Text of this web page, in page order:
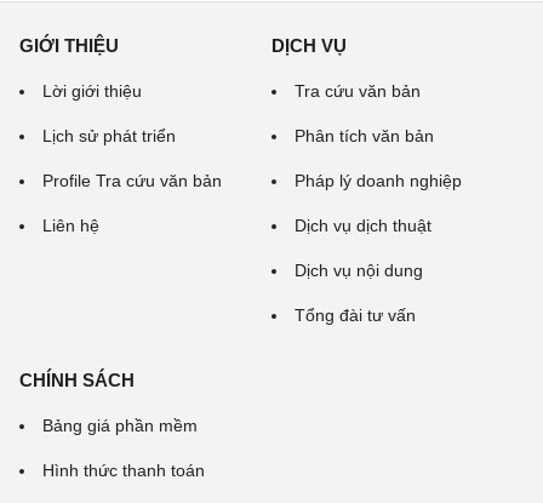
GIỚI THIỆU
Lời giới thiệu
Lịch sử phát triển
Profile Tra cứu văn bản
Liên hệ
DỊCH VỤ
Tra cứu văn bản
Phân tích văn bản
Pháp lý doanh nghiệp
Dịch vụ dịch thuật
Dịch vụ nội dung
Tổng đài tư vấn
CHÍNH SÁCH
Bảng giá phần mềm
Hình thức thanh toán